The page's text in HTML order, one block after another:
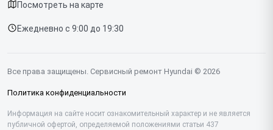
Диагностика
Контакты
Посудомоечных машин
Саундбаров
Посмотреть на карте
Ежедневно с 9:00 до 19:30
Все права защищены. Сервисный ремонт Hyundai © 2026
Политика конфиденциальности
Информация на сайте носит ознакомительный характер и не является
публичной офертой, определяемой положениями статьи 437